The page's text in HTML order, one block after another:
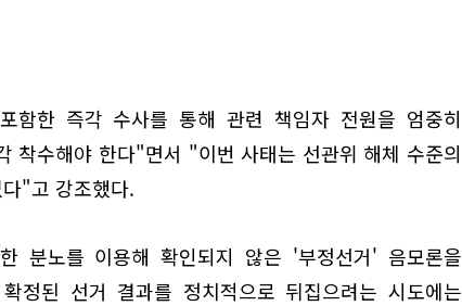
함한 즉각 수사를 통해 관련 책임자 전원을 엄중히
착수해야 한다"면서 "이번 사태는 선관위 해체 수준의
"고 강조했다.
분노를 이용해 확인되지 않은 '부정선거' 음모론을
정된 선거 결과를 정치적으로 뒤집으려는 시도에는